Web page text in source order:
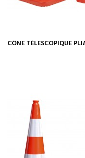
CÔNE TÉLESCOPIQUE